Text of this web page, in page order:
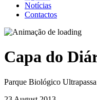
Notícias
Contactos
Capa do
Parque Biológico